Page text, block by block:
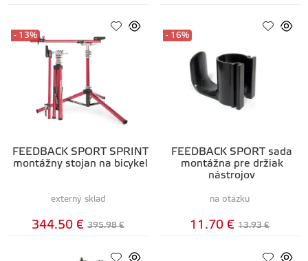
FEEDBACK SPORT SPRINT
montážny stojan na bicykel
- 13%
externý sklad
344.50 € 395.98 €
FEEDBACK SPORT sada
montážna pre držiak
nástrojov
- 16%
na otázku
11.70 € 13.93 €